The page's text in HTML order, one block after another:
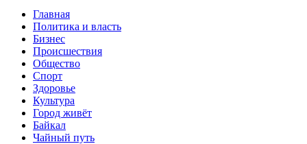
Главная
Политика и власть
Бизнес
Происшествия
Общество
Cпорт
Здоровье
Культура
Город живёт
Байкал
Чайный путь